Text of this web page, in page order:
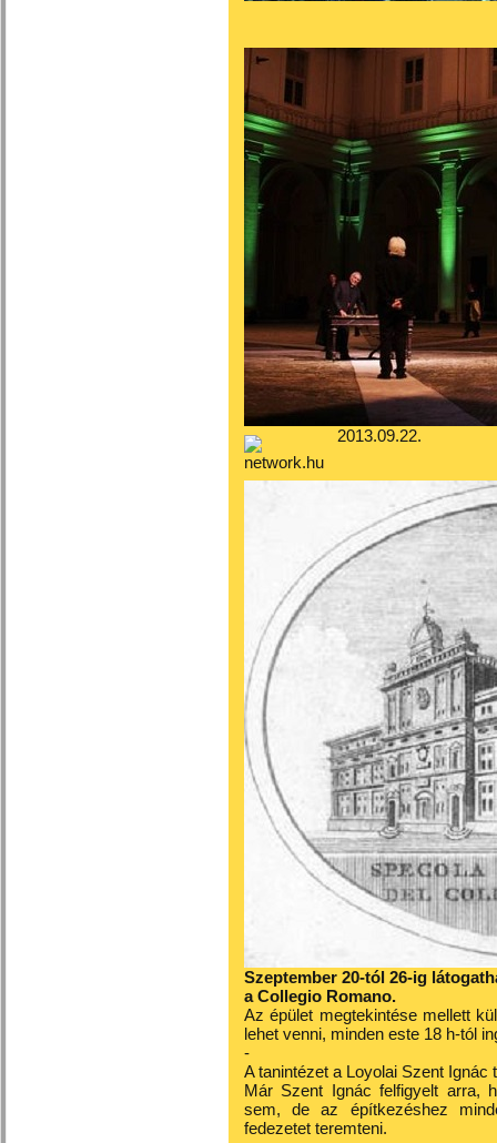
2013.09.22.
Szeptember 20-tól 26-ig
a Collegio Romano.
Az épület megtekintése mellett
lehet venni, minden este 18 h-tól
-
A tanintézet a Loyolai Szent Ignác
Már Szent Ignác felfigyelt arra,
sem, de az építkezéshez
fedezetet teremteni.